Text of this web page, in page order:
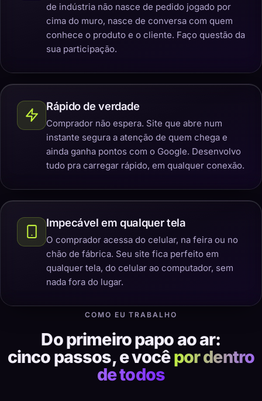
de indústria não nasce de pedido jogado por
cima do muro, nasce de conversa com quem
conhece o produto e o cliente. Faço questão da
sua participação.
Rápido de verdade
Comprador não espera. Site que abre num
instante segura a atenção de quem chega e
ainda ganha pontos com o Google. Desenvolvo
tudo pra carregar rápido, em qualquer conexão.
Impecável em qualquer tela
O comprador acessa do celular, na feira ou no
chão de fábrica. Seu site fica perfeito em
qualquer tela, do celular ao computador, sem
nada fora do lugar.
COMO EU TRABALHO
Do primeiro papo ao ar:
cinco passos, e vocêpor dentro
de todos